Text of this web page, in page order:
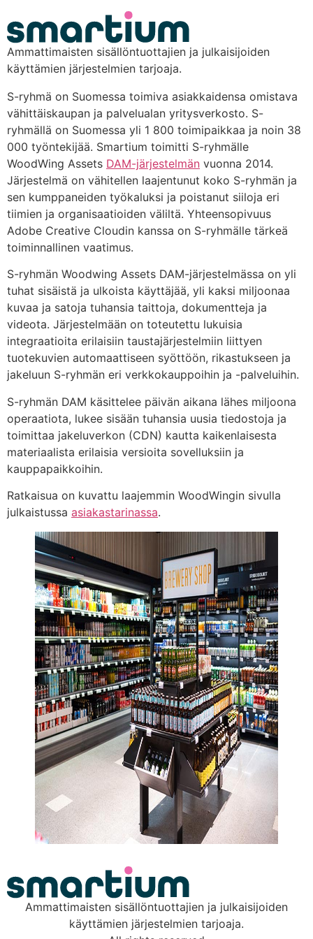
Ammattimaisten sisällöntuottajien ja julkaisijoiden
käyttämien järjestelmien tarjoaja.
S-ryhmä on Suomessa toimiva asiakkaidensa omistava
vähittäiskaupan ja palvelualan yritysverkosto. S-
ryhmällä on Suomessa yli 1 800 toimipaikkaa ja noin 38
000 työntekijää. Smartium toimitti S-ryhmälle
WoodWing Assets DAM-järjestelmän vuonna 2014.
Järjestelmä on vähitellen laajentunut koko S-ryhmän ja
sen kumppaneiden työkaluksi ja poistanut siiloja eri
tiimien ja organisaatioiden väliltä. Yhteensopivuus
Adobe Creative Cloudin kanssa on S-ryhmälle tärkeä
toiminnallinen vaatimus.
S-ryhmän Woodwing Assets DAM-järjestelmässa on yli
tuhat sisäistä ja ulkoista käyttäjää, yli kaksi miljoonaa
kuvaa ja satoja tuhansia taittoja, dokumentteja ja
videota. Järjestelmään on toteutettu lukuisia
integraatioita erilaisiin taustajärjestelmiin liittyen
tuotekuvien automaattiseen syöttöön, rikastukseen ja
jakeluun S-ryhmän eri verkkokauppoihin ja -palveluihin.
S-ryhmän DAM käsittelee päivän aikana lähes miljoona
operaatiota, lukee sisään tuhansia uusia tiedostoja ja
toimittaa jakeluverkon (CDN) kautta kaikenlaisesta
materiaalista erilaisia versioita sovelluksiin ja
kauppapaikkoihin.
Ratkaisua on kuvattu laajemmin WoodWingin sivulla
julkaistussa asiakastarinassa.
Ammattimaisten sisällöntuottajien ja julkaisijoiden
käyttämien järjestelmien tarjoaja.